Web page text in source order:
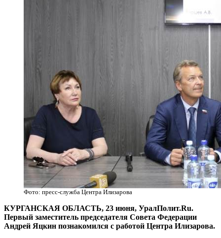
Фото: пресс-служба Центра Илизарова
КУРГАНСКАЯ ОБЛАСТЬ, 23 июня, УралПолит.Ru.
Первый заместитель председателя Совета Федерации
Андрей Яцкин познакомился с работой Центра Илизарова.